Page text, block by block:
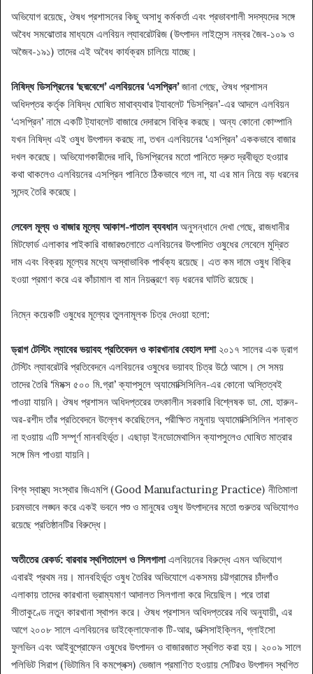
অভিযোগ রয়েছে, ঔষধ প্রশাসনের কিছু অসাধু কর্মকর্তা এবং প্রভাবশালী সদস্যদের সঙ্গে
অবৈধ সমঝোতার মাধ্যমে এলবিয়ন ল্যাবরেটরিজ (উৎপাদন লাইসেন্স নম্বর জৈব-১০৯ ও
অজৈব-১৯১) তাদের এই অবৈধ কার্যক্রম চালিয়ে যাচ্ছে।
নিষিদ্ধ ডিসপ্রিনের ‘ছদ্মবেশে’ এলবিয়নের ‘এসপ্রিন’জানা গেছে, ঔষধ প্রশাসন
অধিদপ্তর কর্তৃক নিষিদ্ধ ঘোষিত মাথাব্যথার ট্যাবলেট ‘ডিসপ্রিন’-এর আদলে এলবিয়ন
‘এসপ্রিন’ নামে একটি ট্যাবলেট বাজারে দেদারসে বিক্রি করছে। অন্য কোনো কোম্পানি
যখন নিষিদ্ধ এই ওষুধ উৎপাদন করছে না, তখন এলবিয়নের ‘এসপ্রিন’ এককভাবে বাজার
দখল করেছে। অভিযোগকারীদের দাবি, ডিসপ্রিনের মতো পানিতে দ্রুত দ্রবীভূত হওয়ার
কথা থাকলেও এলবিয়নের এসপ্রিন পানিতে ঠিকভাবে গলে না, যা এর মান নিয়ে বড় ধরনের
সন্দেহ তৈরি করেছে।
লেবেল মূল্য ও বাজার মূল্যে আকাশ-পাতাল ব্যবধানঅনুসন্ধানে দেখা গেছে, রাজধানীর
মিটফোর্ড এলাকার পাইকারি বাজারগুলোতে এলবিয়নের উৎপাদিত ওষুধের লেবেলে মুদ্রিত
দাম এবং বিক্রয় মূল্যের মধ্যে অস্বাভাবিক পার্থক্য রয়েছে। এত কম দামে ওষুধ বিক্রি
হওয়া প্রমাণ করে এর কাঁচামাল বা মান নিয়ন্ত্রণে বড় ধরনের ঘাটতি রয়েছে।
নিম্নে কয়েকটি ওষুধের মূল্যের তুলনামূলক চিত্র দেওয়া হলো:
ড্রাগ টেস্টিং ল্যাবের ভয়াবহ প্রতিবেদন ও কারখানার বেহাল দশা২০১৭ সালের এক ড্রাগ
টেস্টিং ল্যাবরেটরি প্রতিবেদনে এলবিয়নের ওষুধের ভয়াবহ চিত্র উঠে আসে। সে সময়
তাদের তৈরি ‘মিমক্স ৫০০ মি.গ্রা’ ক্যাপসুলে অ্যামোক্সিসিলিন-এর কোনো অস্তিত্বই
পাওয়া যায়নি। ঔষধ প্রশাসন অধিদপ্তরের তৎকালীন সরকারি বিশ্লেষক ডা. মো. হারুন-
অর-রশীদ তাঁর প্রতিবেদনে উল্লেখ করেছিলেন, পরীক্ষিত নমুনায় অ্যামোক্সিসিলিন শনাক্ত
না হওয়ায় এটি সম্পূর্ণ মানবহির্ভূত। এছাড়া ইনডোমেথাসিন ক্যাপসুলেও ঘোষিত মাত্রার
সঙ্গে মিল পাওয়া যায়নি।
বিশ্ব স্বাস্থ্য সংস্থার জিএমপি (Good Manufacturing Practice) নীতিমালা
চরমভাবে লঙ্ঘন করে একই ভবনে পশু ও মানুষের ওষুধ উৎপাদনের মতো গুরুতর অভিযোগও
রয়েছে প্রতিষ্ঠানটির বিরুদ্ধে।
অতীতের রেকর্ড: বারবার স্থগিতাদেশ ও সিলগালাএলবিয়নের বিরুদ্ধে এমন অভিযোগ
এবারই প্রথম নয়। মানবহির্ভূত ওষুধ তৈরির অভিযোগে একসময় চট্টগ্রামের চাঁদগাঁও
এলাকায় তাদের কারখানা ভ্রাম্যমাণ আদালত সিলগালা করে দিয়েছিল। পরে তারা
সীতাকুণ্ডে নতুন কারখানা স্থাপন করে। ঔষধ প্রশাসন অধিদপ্তরের নথি অনুযায়ী, এর
আগে ২০০৮ সালে এলবিয়নের ডাইক্লোফেনাক টি-আর, ডক্সিসাইক্লিন, গ্লাইসো
ফুলভিন এবং আইবুপ্রোফেন ওষুধের উৎপাদন ও বাজারজাত স্থগিত করা হয়। ২০০৯ সালে
পলিভিট সিরাপ (ভিটামিন বি কমপ্লেক্স) ভেজাল প্রমাণিত হওয়ায় সেটিরও উৎপাদন স্থগিত